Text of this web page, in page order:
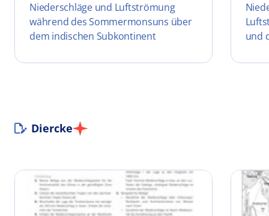
Niederschläge und Luftströmung
während des Sommermonsuns über
dem indischen Subkontinent
und
Diercke